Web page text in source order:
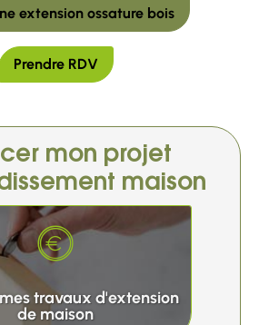
extension ossature bois
Prendre RDV
mon projet
maison
travaux d'extension
de maison